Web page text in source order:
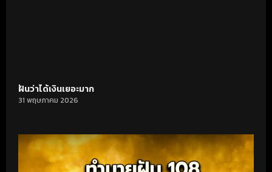
ฝันว่าได้เงินเยอะมาก
31 พฤษภาคม 2026